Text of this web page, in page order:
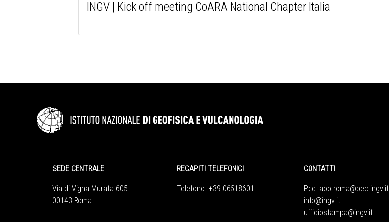
INGV | Kick off meeting CoARA National Chapter Italia
SEDE CENTRALE
Via di Vigna Murata 605
00143 Roma
RECAPITI TELEFONICI
Telefono +39 06518601
CONTATTI
Pec: aoo.roma@pec.ingv.it
info@ingv.it
ufficiostampa@ingv.it